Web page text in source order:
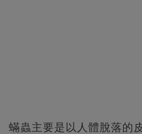
蟎蟲主要是以人體脫落的